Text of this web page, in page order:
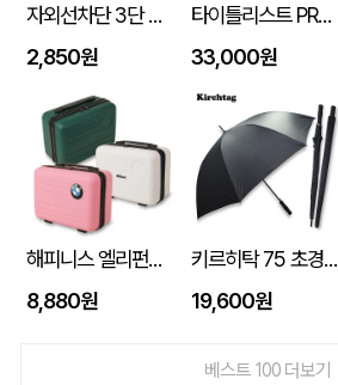
자외선차단 3단 자동 암막 양우산
2,850원
타이틀리스트 PRO V1 6구세트 (45X95X135mm)
33,000원
해피니스 엘리펀트 베이직 인텐시브 레디백
8,880원
키르히탁 75 초경량 올카본 UV 암막우산
19,600원
베스트 100 더보기